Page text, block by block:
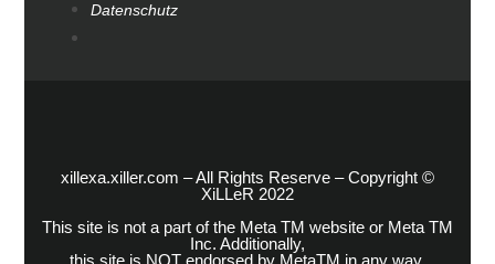
Datenschutz
xillexa.xiller.com – All Rights Reserve – Copyright ©
XiLLeR 2022
This site is not a part of the Meta TM website or Meta TM
Inc. Additionally,
this site is NOT endorsed by MetaTM in any way.